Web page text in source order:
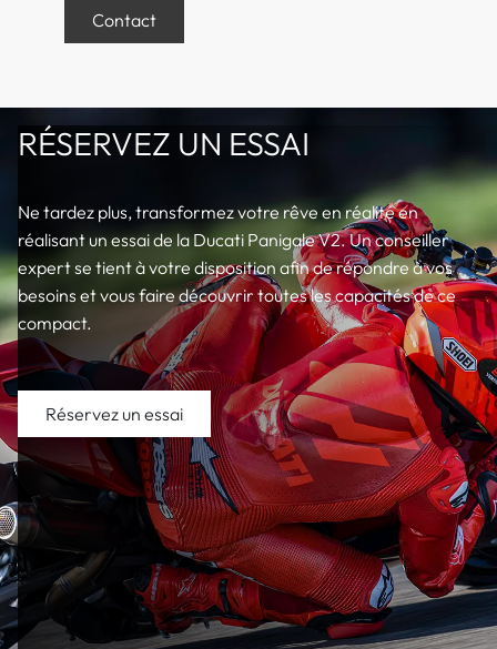
Contact
RÉSERVEZ UN ESSAI
Ne tardez plus, transformez votre rêve en réalité en
réalisant un essai de la Ducati Panigale V2. Un conseiller
expert se tient à votre disposition afin de répondre à vos
besoins et vous faire découvrir toutes les capacités de ce
compact.
Réservez un essai